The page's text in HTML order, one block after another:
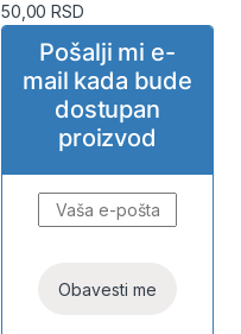
50,00RSD
Pošalji mi e-
mail kada bude
dostupan
proizvod